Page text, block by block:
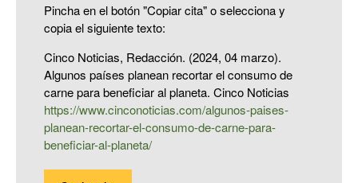
Pincha en el botón "Copiar cita" o selecciona y
copia el siguiente texto:
Cinco Noticias, Redacción. (2024, 04 marzo).
Algunos países planean recortar el consumo de
carne para beneficiar al planeta. Cinco Noticias
https://www.cinconoticias.com/algunos-paises-
planean-recortar-el-consumo-de-carne-para-
beneficiar-al-planeta/